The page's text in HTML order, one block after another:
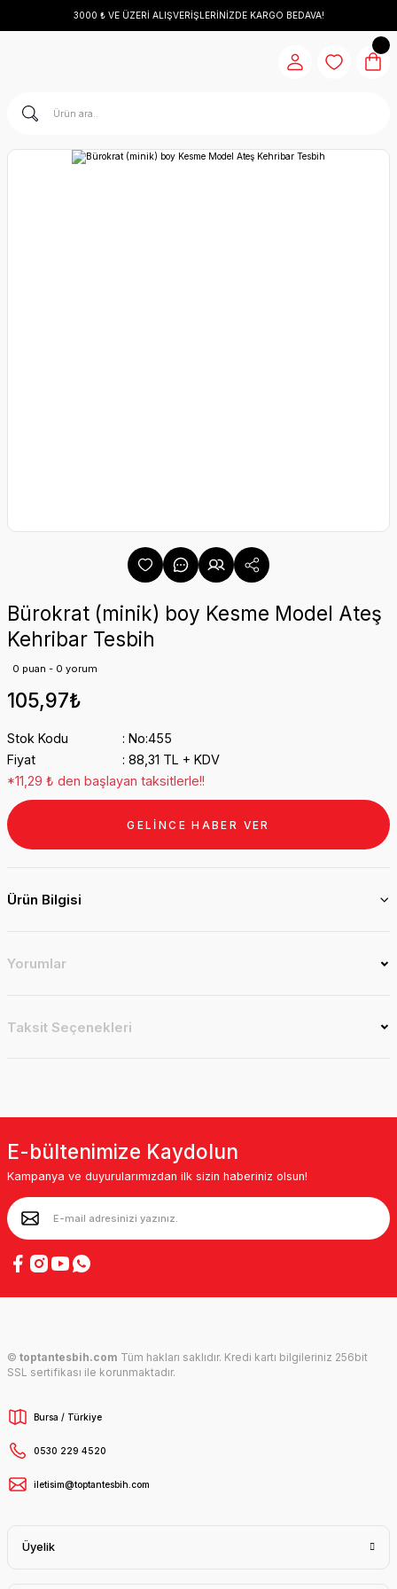
3000 ₺ VE ÜZERİ ALIŞVERİŞLERİNİZDE KARGO BEDAVA!
Bürokrat (minik) boy Kesme Model Ateş
Kehribar Tesbih
0 puan - 0 yorum
105,97₺
Stok Kodu
No:455
Fiyat
88,31 TL + KDV
*11,29 ₺ den başlayan taksitlerle!!
GELİNCE HABER VER
Ürün Bilgisi
Yorumlar
Taksit Seçenekleri
E-bültenimize Kaydolun
Kampanya ve duyurularımızdan ilk sizin haberiniz olsun!
© toptantesbih.com Tüm hakları saklıdır. Kredi kartı bilgileriniz 256bit
SSL sertifikası ile korunmaktadır.
Bursa / Türkiye
0530 229 4520
iletisim@toptantesbih.com
Üyelik